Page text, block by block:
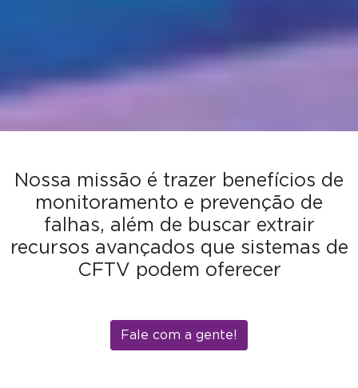
Nossa missão é trazer benefícios de
monitoramento e prevenção de
falhas, além de buscar extrair
recursos avançados que sistemas de
CFTV podem oferecer
Fale com a gente!